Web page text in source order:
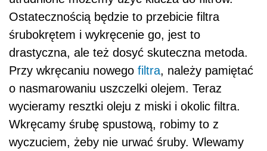
Ostatecznością będzie to przebicie filtra
śrubokrętem i wykręcenie go, jest to
drastyczna, ale też dosyć skuteczna metoda.
Przy wkręcaniu nowego filtra, należy pamiętać
o nasmarowaniu uszczelki olejem. Teraz
wycieramy resztki oleju z miski i okolic filtra.
Wkręcamy śrubę spustową, robimy to z
wyczuciem, żeby nie urwać śruby. Wlewamy